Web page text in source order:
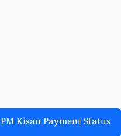
PM Kisan Payment Status